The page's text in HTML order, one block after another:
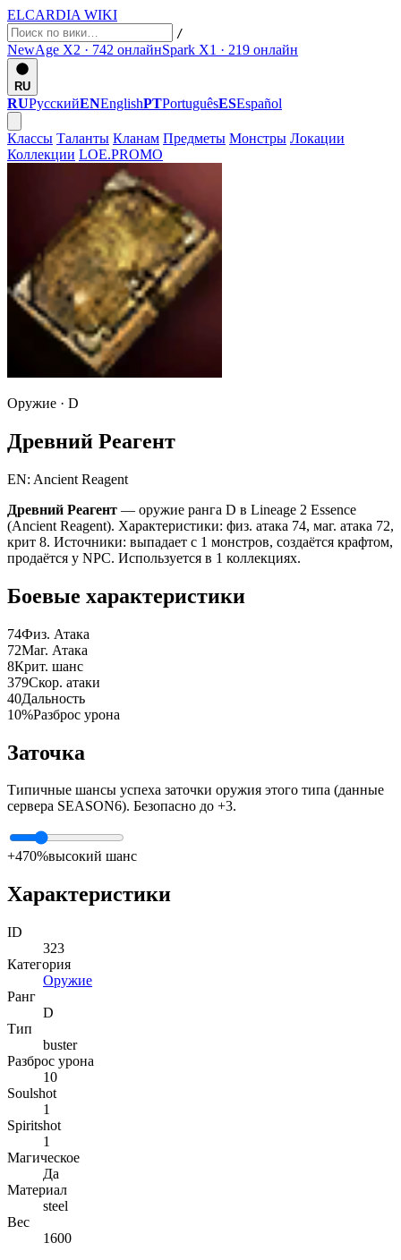
ELCARDIA WIKI
/
NewAge X2 · 742 онлайнSpark X1 · 219 онлайн
RU
RUРусскийENEnglishPTPortuguêsESEspañol
Классы Таланты Кланам Предметы Монстры Локации
Коллекции LOE.PROMO
Оружие · D
Древний Реагент
EN: Ancient Reagent
Древний Реагент — оружие ранга D в Lineage 2 Essence
(Ancient Reagent). Характеристики: физ. атака 74, маг. атака 72,
крит 8. Источники: выпадает с 1 монстров, создаётся крафтом,
продаётся у NPC. Используется в 1 коллекциях.
Боевые характеристики
74Физ. Атака
72Маг. Атака
8Крит. шанс
379Скор. атаки
40Дальность
10%Разброс урона
Заточка
Типичные шансы успеха заточки оружия этого типа (данные
сервера SEASON6). Безопасно до +3.
+470%высокий шанс
Характеристики
ID
323
Категория
Оружие
Ранг
D
Тип
buster
Разброс урона
10
Soulshot
1
Spiritshot
1
Магическое
Да
Материал
steel
Вес
1600